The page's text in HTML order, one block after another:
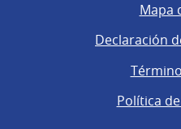
Mapa
Declaración
Política